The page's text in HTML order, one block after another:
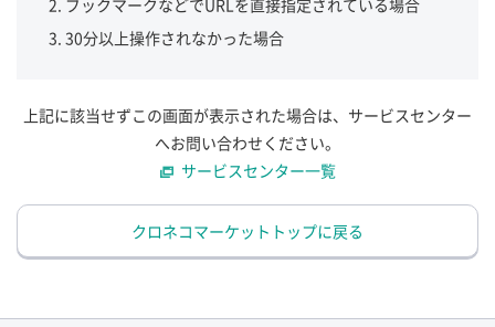
ブックマークなどでURLを直接指定されている場合
30分以上操作されなかった場合
上記に該当せずこの画面が表示された場合は、サービスセンター
へお問い合わせください。
サービスセンター一覧
クロネコマーケットトップに戻る